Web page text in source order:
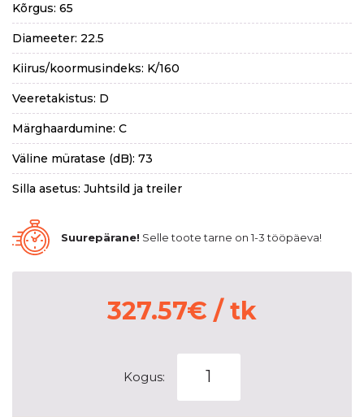
Kõrgus: 65
Diameeter: 22.5
Kiirus/koormusindeks: K/160
Veeretakistus: D
Märghaardumine: C
Väline müratase (dB): 73
Silla asetus: Juhtsild ja treiler
Suurepärane! Selle toote tarne on 1-3 tööpäeva!
327.57€ / tk
Kogus:
AT557
kogus